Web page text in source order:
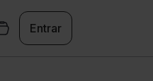
Entrar